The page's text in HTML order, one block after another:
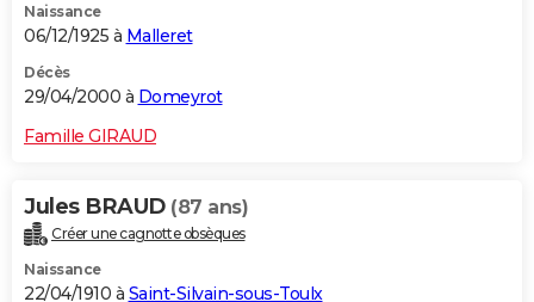
Naissance
06/12/1925 à Malleret
Décès
29/04/2000 à Domeyrot
Famille GIRAUD
Jules BRAUD (87 ans)
Créer une cagnotte obsèques
Naissance
22/04/1910 à Saint-Silvain-sous-Toulx